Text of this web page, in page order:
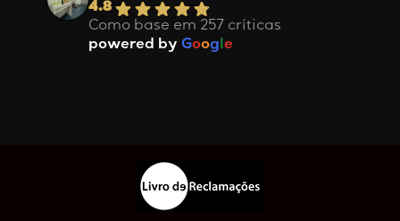
4.8
Como base em 257 críticas
powered by Google